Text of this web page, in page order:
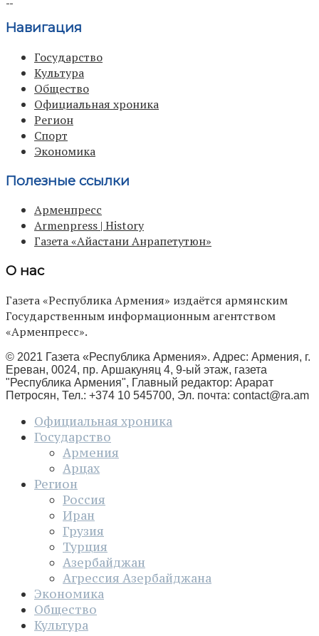
Навигация
Государство
Культура
Общество
Официальная хроника
Регион
Спорт
Экономика
Полезные ссылки
Арменпресс
Armenpress | History
Газета «Айастани Анрапетутюн»
О нас
Газета «Республика Армения» издаётся армянским
Государственным информационным агентством
«Арменпресс».
© 2021 Газета «Республика Армения». Адрес: Армения, г.
Ереван, 0024, пр. Аршакуняц 4, 9-ый этаж, газета
"Республика Армения", Главный редактор: Арарат
Петросян, Тел.: +374 10 545700, Эл. почта: contact@ra.am
Официальная хроника
Государство
Армения
Арцах
Регион
Россия
Иран
Грузия
Турция
Азербайджан
Агрессия Азербайджана
Экономика
Общество
Культура